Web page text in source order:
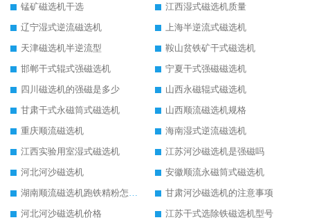
锰矿磁选机干选
江西湿式磁选机质量
辽宁湿式逆流磁选机
上海半逆流式磁选机
天津磁选机半逆流型
鞍山贫铁矿干式磁选机
邯郸干式辊式强磁选机
宁夏干式强磁磁选机
四川磁选机的强磁是多少
山西永磁辊式磁选机
甘肃干式永磁筒式磁选机
山西顺流磁选机规格
重庆顺流磁选机
海南湿式逆流磁选机
江西实验用室湿式磁选机
江苏河沙磁选机是强磁吗
河北河沙磁选机
安徽顺流永磁筒式磁选机
湖南顺流磁选机跑铁精粉怎么处理
甘肃河沙磁选机的注意事项
河北河沙磁选机价格
江苏干式选除铁磁选机型号